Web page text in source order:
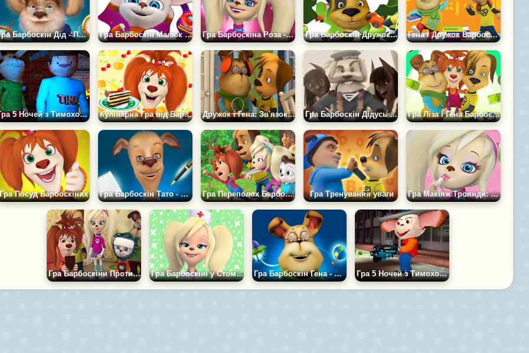
Гра Барбоскін Дід - Пазл Гра Барбоскін Малюк - Пазл Гра Барбоскіна Роза - Пазл Гра Барбоскін Дружок - Пазл Гена і Дружок Барбоскіни Пазл
Гра 5 Ночей з Тимохою 2: Село Кулінарна Гра від Барбоскіних Дружок і Гена: Зв'язок із Космосом Гра Барбоскін Дідусь Моряк Пазл Гра Ліза і Гена Барбоскіних Пазл
Посуд Барбоскіних Гра Барбоскін Тато - Пазл Гра Переполох Барбоскіних Пазл Гра Тренування уваги Гра Макіяж Троянди: Барбоскіни
Гра Барбоскіни Проти Лізи Пазл Гра Барбоскіні у Стоматолога Гра Барбоскін Гена - Пазл Гра 5 Ночей з Тимохою 3: Місто